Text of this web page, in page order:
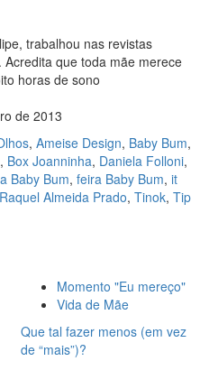
trabalhou nas revistas
que toda mãe merece
horas de sono
de 2013
, Ameise Design, Baby Bum,
, Box Joanninha, Daniela Folloni,
Baby Bum, feira Baby Bum, it
Raquel Almeida Prado, Tinok, Tip
Momento "Eu mereço"
Vida de Mãe
Que tal fazer menos (em vez
de “mais”)?